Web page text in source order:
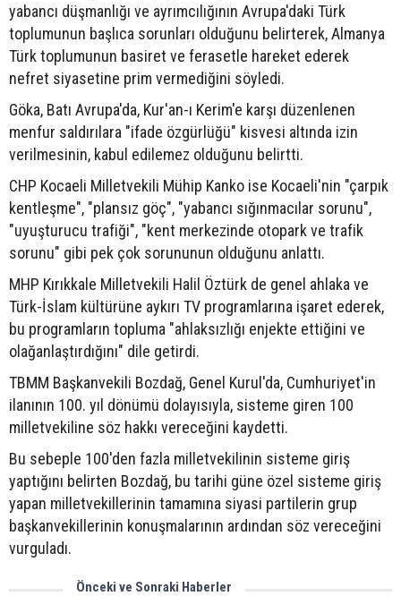
yabancı düşmanlığı ve ayrımcılığının Avrupa'daki Türk
toplumunun başlıca sorunları olduğunu belirterek, Almanya
Türk toplumunun basiret ve ferasetle hareket ederek
nefret siyasetine prim vermediğini söyledi.
Göka, Batı Avrupa'da, Kur'an-ı Kerim'e karşı düzenlenen
menfur saldırılara "ifade özgürlüğü" kisvesi altında izin
verilmesinin, kabul edilemez olduğunu belirtti.
CHP Kocaeli Milletvekili Mühip Kanko ise Kocaeli'nin "çarpık
kentleşme", "plansız göç", "yabancı sığınmacılar sorunu",
"uyuşturucu trafiği", "kent merkezinde otopark ve trafik
sorunu" gibi pek çok sorununun olduğunu anlattı.
MHP Kırıkkale Milletvekili Halil Öztürk de genel ahlaka ve
Türk-İslam kültürüne aykırı TV programlarına işaret ederek,
bu programların topluma "ahlaksızlığı enjekte ettiğini ve
olağanlaştırdığını" dile getirdi.
TBMM Başkanvekili Bozdağ, Genel Kurul'da, Cumhuriyet'in
ilanının 100. yıl dönümü dolayısıyla, sisteme giren 100
milletvekiline söz hakkı vereceğini kaydetti.
Bu sebeple 100'den fazla milletvekilinin sisteme giriş
yaptığını belirten Bozdağ, bu tarihi güne özel sisteme giriş
yapan milletvekillerinin tamamına siyasi partilerin grup
başkanvekillerinin konuşmalarının ardından söz vereceğini
vurguladı.
Önceki ve Sonraki Haberler